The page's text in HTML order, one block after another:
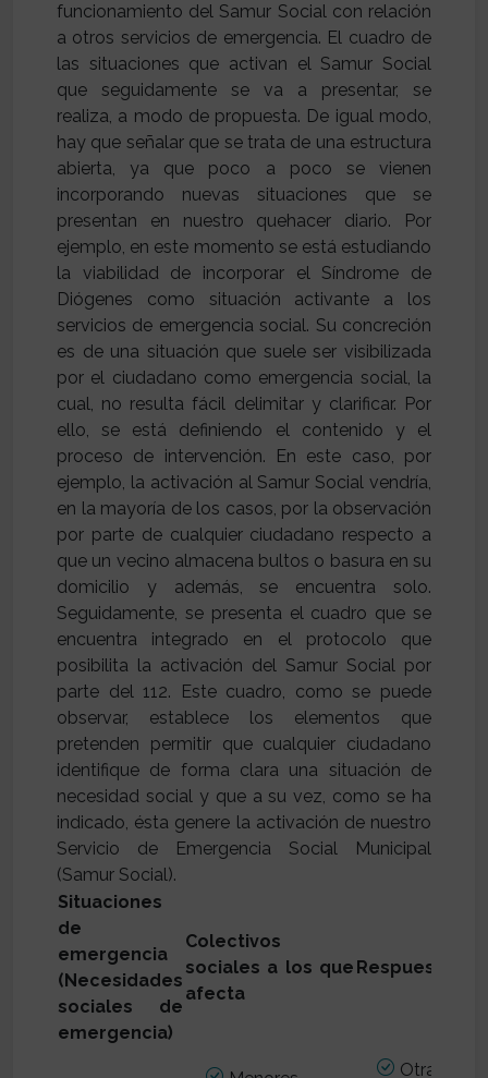
funcionamiento del Samur Social con relación
a otros servicios de emergencia. El cuadro de
las situaciones que activan el Samur Social
que seguidamente se va a presentar, se
realiza, a modo de propuesta. De igual modo,
hay que señalar que se trata de una estructura
abierta, ya que poco a poco se vienen
incorporando nuevas situaciones que se
presentan en nuestro quehacer diario. Por
ejemplo, en este momento se está estudiando
la viabilidad de incorporar el Síndrome de
Diógenes como situación activante a los
servicios de emergencia social. Su concreción
es de una situación que suele ser visibilizada
por el ciudadano como emergencia social, la
cual, no resulta fácil delimitar y clarificar. Por
ello, se está definiendo el contenido y el
proceso de intervención. En este caso, por
ejemplo, la activación al Samur Social vendría,
en la mayoría de los casos, por la observación
por parte de cualquier ciudadano respecto a
que un vecino almacena bultos o basura en su
domicilio y además, se encuentra solo.
Seguidamente, se presenta el cuadro que se
encuentra integrado en el protocolo que
posibilita la activación del Samur Social por
parte del 112. Este cuadro, como se puede
observar, establece los elementos que
pretenden permitir que cualquier ciudadano
identifique de forma clara una situación de
necesidad social y que a su vez, como se ha
indicado, ésta genere la activación de nuestro
Servicio de Emergencia Social Municipal
(Samur Social).
Situaciones
de
emergencia
(Necesidades
sociales de
emergencia)
Colectivos
sociales a los que
afecta
Respuestas
Otras